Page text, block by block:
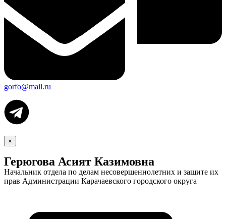
Экономика
gorfo@mail.ru
×
Герюгова Асият Казимовна
Начальник отдела по делам несовершеннолетних и защите их
прав Администрации Карачаевского городского округа